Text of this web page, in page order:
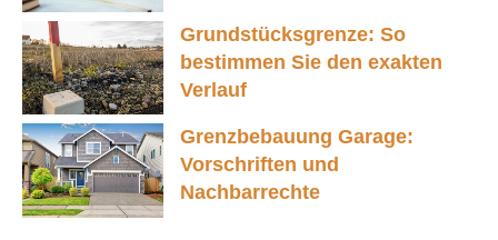
Grundstücksgrenze: So
bestimmen Sie den exakten
Verlauf
Grenzbebauung Garage:
Vorschriften und
Nachbarrechte